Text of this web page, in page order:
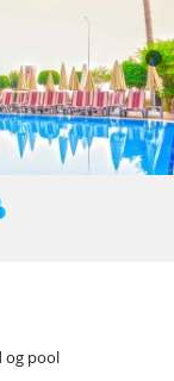
og pool